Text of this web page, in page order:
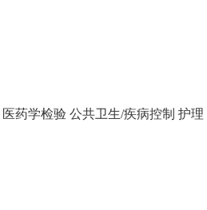
医药学检验 公共卫生/疾病控制 护理